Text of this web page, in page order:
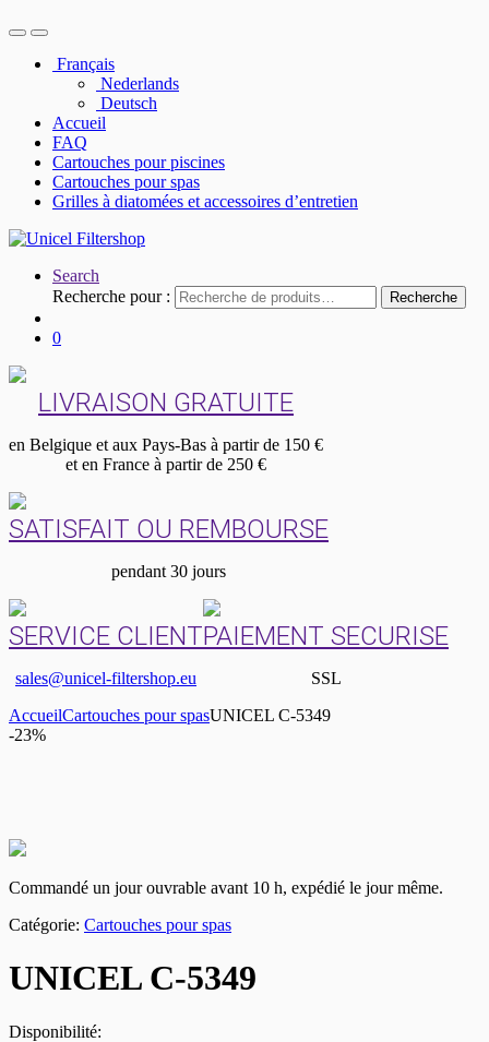
Français
Nederlands
Deutsch
Accueil
FAQ
Cartouches pour piscines
Cartouches pour spas
Grilles à diatomées et accessoires d’entretien
Search
Recherche pour :
Recherche
0
LIVRAISON GRATUITE
en Belgique et aux Pays-Bas à partir de 150 €
et en France à partir de 250 €
SATISFAIT OU REMBOURSE
pendant 30 jours
SERVICE CLIENT
sales@unicel-filtershop.eu
PAIEMENT SECURISE
SSL
AccueilCartouches pour spasUNICEL C-5349
-23%
Commandé un jour ouvrable avant 10 h, expédié le jour même.
Catégorie: Cartouches pour spas
UNICEL C-5349
Disponibilité: